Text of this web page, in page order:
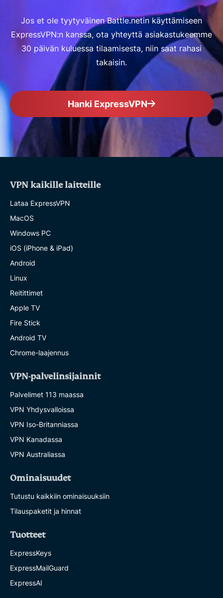
Jos et ole tyytyväinen Battle.netin käyttämiseen
ExpressVPN:n kanssa, ota yhteyttä asiakastukeemme
30 päivän kuluessa tilaamisesta, niin saat rahasi
takaisin.
Hanki ExpressVPN
VPN kaikille laitteille
Lataa ExpressVPN
MacOS
Windows PC
iOS (iPhone & iPad)
Android
Linux
Reitittimet
Apple TV
Fire Stick
Android TV
Chrome-laajennus
VPN-palvelinsijainnit
Palvelimet 113 maassa
VPN Yhdysvalloissa
VPN Iso-Britanniassa
VPN Kanadassa
VPN Australiassa
Ominaisuudet
Tutustu kaikkiin ominaisuuksiin
Tilauspaketit ja hinnat
Tuotteet
ExpressKeys
ExpressMailGuard
ExpressAI